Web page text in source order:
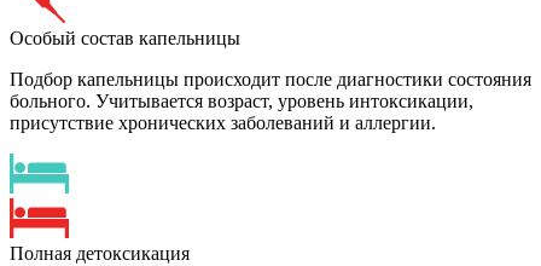
Особый состав капельницы
Подбор капельницы происходит после диагностики состояния
больного. Учитывается возраст, уровень интоксикации,
присутствие хронических заболеваний и аллергии.
Полная детоксикация